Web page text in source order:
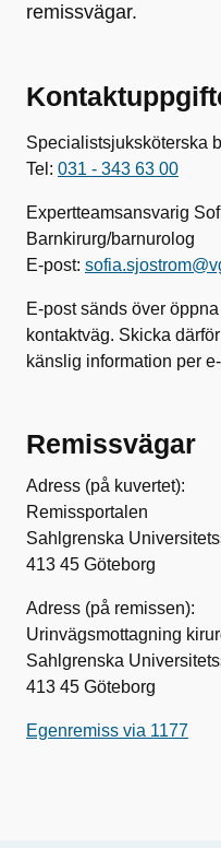
remissvägar.
Specialistsjuksköterska
Tel: 031 - 343 63 00
Expertteamsansvarig
Barnkirurg/barnurolog
E-post:
E-post sänds över
kontaktväg. Skicka
känslig information per
Remissvägar
Adress (på kuvertet):
Remissportalen
Sahlgrenska
413 45 Göteborg
Adress (på remissen):
Urinvägsmottagning
Sahlgrenska
413 45 Göteborg
Egenremiss via 1177